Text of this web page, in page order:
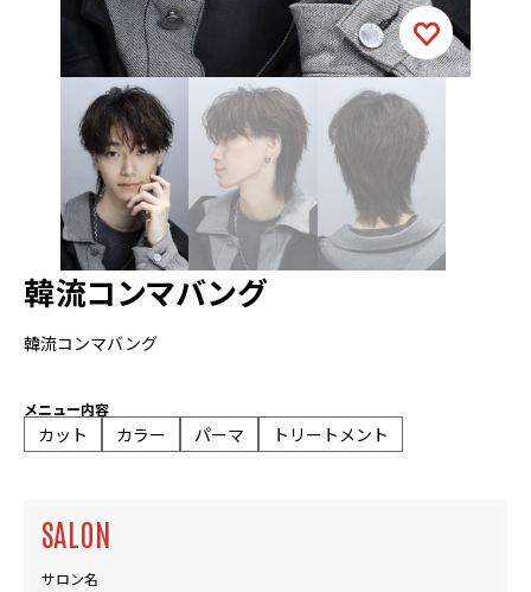
韓流コンマバング
韓流コンマバング
メニュー内容
カット カラー パーマ トリートメント
SALON
サロン名